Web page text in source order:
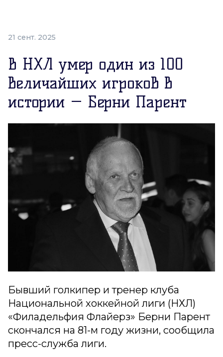
21 сент. 2025
В НХЛ умер один из 100
величайших игроков в
истории — Берни Парент
Бывший голкипер и тренер клуба
Национальной хоккейной лиги (НХЛ)
«Филадельфия Флайерз» Берни Парент
скончался на 81-м году жизни, сообщила
пресс-служба лиги.